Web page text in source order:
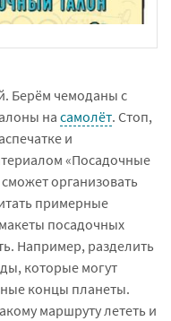
Берём чемоданы с
на самолёт. Стоп,
и
«Посадочные
организовать
примерные
посадочных
Например, разделить
которые могут
концы планеты.
маршруту лететь и